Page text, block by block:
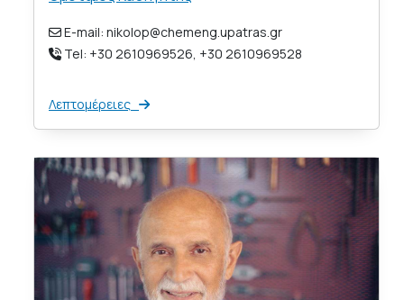
E-mail: nikolop@chemeng.upatras.gr
Tel: +30 2610969526, +30 2610969528
Λεπτομέρειες